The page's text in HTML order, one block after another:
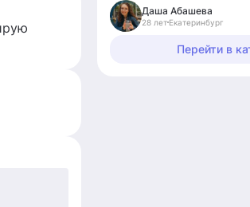
Даша Абашева
28 лет Екатеринбург
Перейти в